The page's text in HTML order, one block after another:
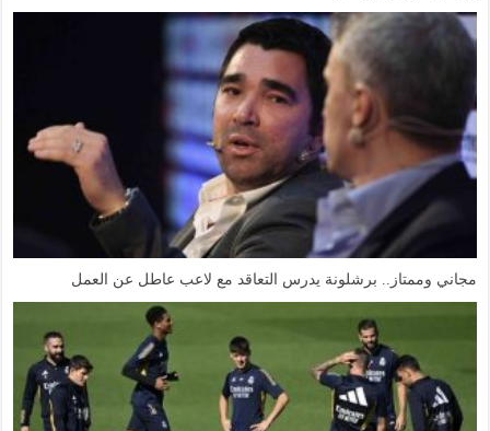
مجاني وممتاز.. برشلونة يدرس التعاقد مع لاعب عاطل عن العمل